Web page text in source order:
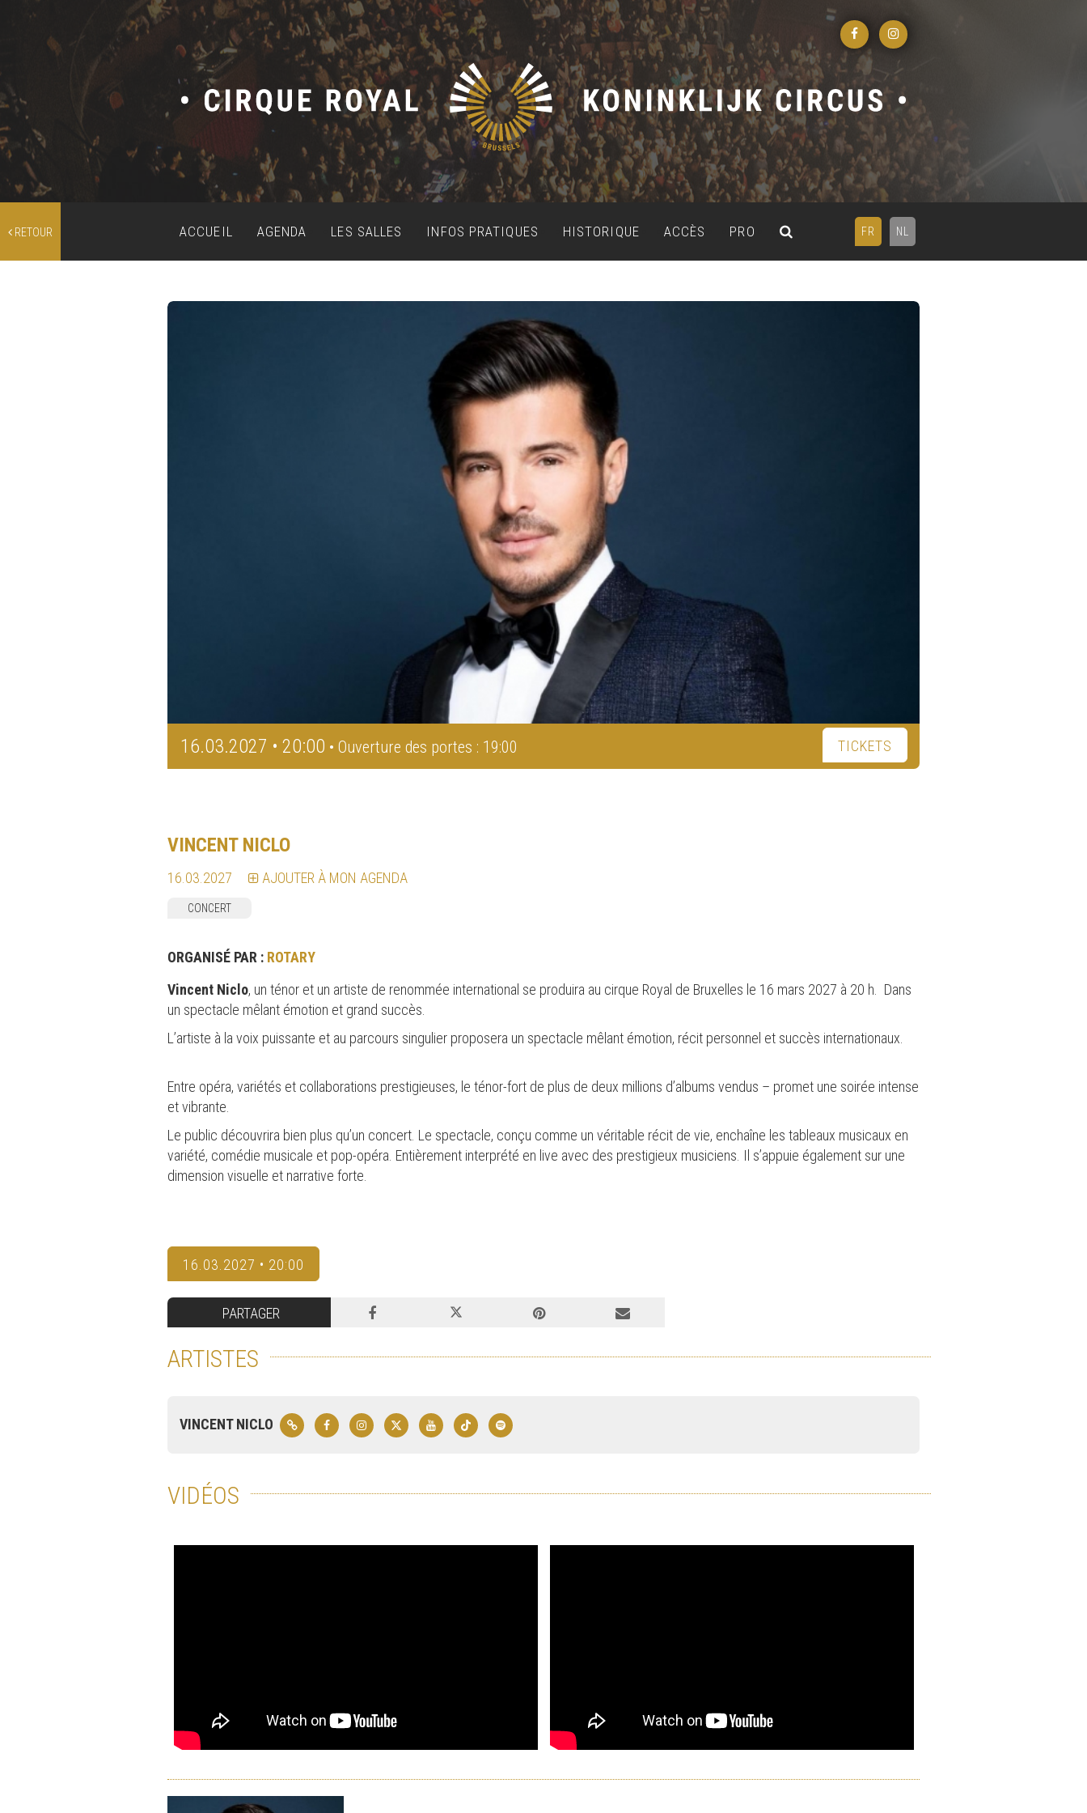
RETOUR FR NL
ACCUEIL AGENDA LES SALLES INFOS PRATIQUES HISTORIQUE ACCÈS PRO
16.03.2027 • 20:00 • Ouverture des portes : 19:00 TICKETS
VINCENT NICLO
16.03.2027 AJOUTER À MON AGENDA
CONCERT
ORGANISÉ PAR : ROTARY
Vincent Niclo, un ténor et un artiste de renommée international se produira au cirque Royal de Bruxelles le 16 mars 2027 à 20 h. Dans
un spectacle mêlant émotion et grand succès.
L’artiste à la voix puissante et au parcours singulier proposera un spectacle mêlant émotion, récit personnel et succès internationaux.
Entre opéra, variétés et collaborations prestigieuses, le ténor-fort de plus de deux millions d’albums vendus – promet une soirée intense
et vibrante.
Le public découvrira bien plus qu’un concert. Le spectacle, conçu comme un véritable récit de vie, enchaîne les tableaux musicaux en
variété, comédie musicale et pop-opéra. Entièrement interprété en live avec des prestigieux musiciens. Il s’appuie également sur une
dimension visuelle et narrative forte.
16.03.2027 • 20:00
PARTAGER
ARTISTES
VINCENT NICLO
VIDÉOS